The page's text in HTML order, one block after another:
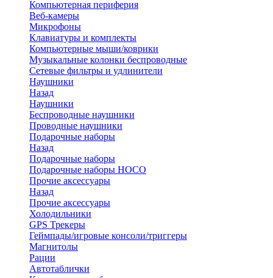
Компьютерная периферия
Веб-камеры
Микрофоны
Клавиатуры и комплекты
Компьютерные мыши/коврики
Музыкальные колонки беспроводные
Сетевые фильтры и удлинители
Наушники
Назад
Наушники
Беспроводные наушники
Проводные наушники
Подарочные наборы
Назад
Подарочные наборы
Подарочные наборы HOCO
Прочие аксессуары
Назад
Прочие аксессуары
Холодильники
GPS Трекеры
Геймпады/игровые консоли/триггеры
Магнитолы
Рации
Автотаблички